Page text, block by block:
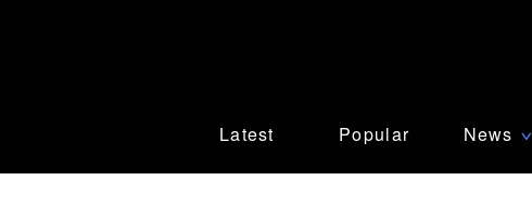
Latest Popular News ∨